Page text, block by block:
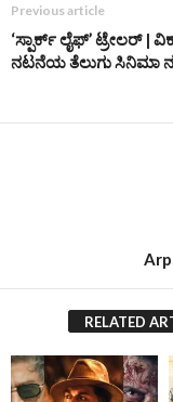
Previous article
‘ಸ್ಪಾರ್ಕ್ ಲೈಫ್’ ಟ್ರೇಲರ್‌ |
ನಟನೆಯ ತೆಲುಗು ಸಿನಿಮಾ ನ.
RELATED